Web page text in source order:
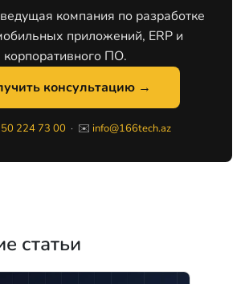
компания по разработке
приложений, ERP и
корпоративного ПО.
консультацию →
224 73 00 · ✉️ info@166tech.az
статьи